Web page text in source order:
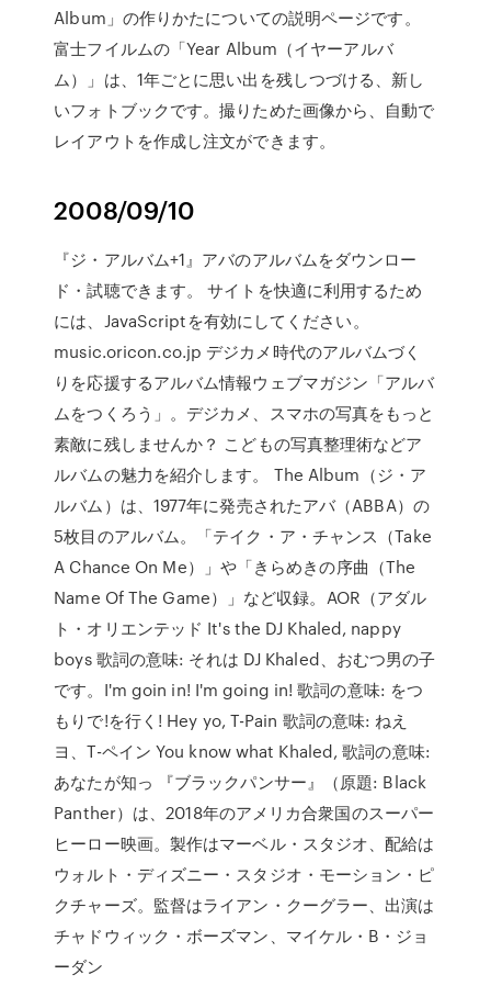
Album」の作りかたについての説明ページです。
富士フイルムの「Year Album（イヤーアルバ
ム）」は、1年ごとに思い出を残しつづける、新し
いフォトブックです。撮りためた画像から、自動で
レイアウトを作成し注文ができます。
2008/09/10
『ジ・アルバム+1』アバのアルバムをダウンロー
ド・試聴できます。 サイトを快適に利用するため
には、JavaScriptを有効にしてください。
music.oricon.co.jp デジカメ時代のアルバムづく
りを応援するアルバム情報ウェブマガジン「アルバ
ムをつくろう」。デジカメ、スマホの写真をもっと
素敵に残しませんか？ こどもの写真整理術などア
ルバムの魅力を紹介します。 The Album（ジ・ア
ルバム）は、1977年に発売されたアバ（ABBA）の
5枚目のアルバム。「テイク・ア・チャンス（Take
A Chance On Me）」や「きらめきの序曲（The
Name Of The Game）」など収録。AOR（アダル
ト・オリエンテッド It's the DJ Khaled, nappy
boys 歌詞の意味: それは DJ Khaled、おむつ男の子
です。I'm goin in! I'm going in! 歌詞の意味: をつ
もりで!を行く! Hey yo, T-Pain 歌詞の意味: ねえ
ヨ、T-ペイン You know what Khaled, 歌詞の意味:
あなたが知っ 『ブラックパンサー』（原題: Black
Panther）は、2018年のアメリカ合衆国のスーパー
ヒーロー映画。製作はマーベル・スタジオ、配給は
ウォルト・ディズニー・スタジオ・モーション・ピ
クチャーズ。監督はライアン・クーグラー、出演は
チャドウィック・ボーズマン、マイケル・B・ジョ
ーダン